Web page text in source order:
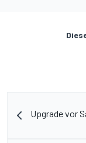
Upgrade vor